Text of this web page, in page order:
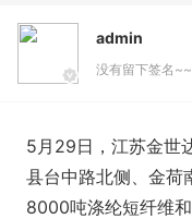
admin
没有留下签名~~
5月29日，江苏金世
县台中路北侧、金荷
8000吨涤纶短纤维